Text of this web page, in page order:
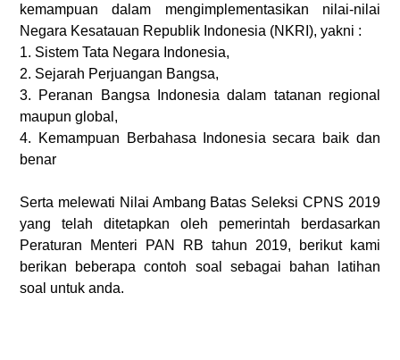
kemampuan dalam mengimplementasikan nilai-nilai
Negara Kesatauan Republik Indonesia (NKRI), yakni :
1. Sistem Tata Negara Indonesia,
2. Sejarah Perjuangan Bangsa,
3. Peranan Bangsa Indonesia dalam tatanan regional
maupun global,
4. Kemampuan Berbahasa Indonesia secara baik dan
benar
Serta melewati Nilai Ambang Batas Seleksi CPNS 2019
yang telah ditetapkan oleh pemerintah berdasarkan
Peraturan Menteri PAN RB tahun 2019, berikut kami
berikan beberapa contoh soal sebagai bahan latihan
soal untuk anda.